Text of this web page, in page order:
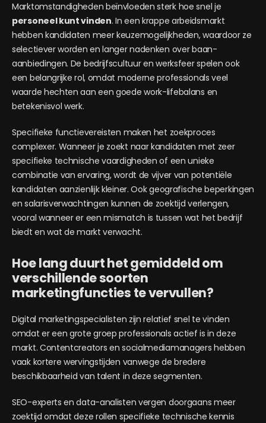
Marktomstandigheden beïnvloeden sterk hoe snel je
personeel kunt vinden. In een krappe arbeidsmarkt
hebben kandidaten meer keuzemogelijkheden, waardoor ze
selectiever worden en langer nadenken over baan­
aanbiedingen. De bedrijfscultuur en werksfeer spelen ook
een belangrijke rol, omdat moderne professionals veel
waarde hechten aan een goede work-lifebalans en
betekenisvol werk.
Specifieke functievereisten maken het zoekproces
complexer. Wanneer je zoekt naar kandidaten met zeer
specifieke technische vaardigheden of een unieke
combinatie van ervaring, wordt de vijver van potentiële
kandidaten aanzienlijk kleiner. Ook geografische beperkingen
en salarisverwachtingen kunnen de zoektijd verlengen,
vooral wanneer er een mismatch is tussen wat het bedrijf
biedt en wat de markt verwacht.
Hoe lang duurt het gemiddeld om
verschillende soorten
marketingfuncties te vervullen?
Digital marketingspecialisten zijn relatief snel te vinden
omdat er een grote groep professionals actief is in deze
markt. Contentcreators en socialmediamanagers hebben
vaak kortere wervingstijden vanwege de bredere
beschikbaarheid van talent in deze segmenten.
SEO-experts en data-analisten vergen doorgaans meer
zoektijd omdat deze rollen specifieke technische kennis